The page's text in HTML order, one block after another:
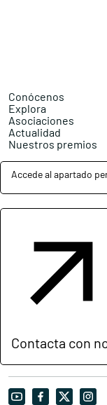
Conócenos
Explora
Asociaciones
Actualidad
Nuestros premios
Accede al apartado
Contacta con